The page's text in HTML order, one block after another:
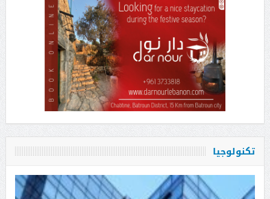
تكنولوجيا